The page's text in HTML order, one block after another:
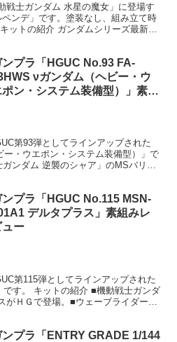
戦士ガンダム 水星の魔女」に登場す
ンデ」です。塗装なし、組み立て時
ットの紹介 ガンダムシリーズ最新作
ンプラ「HGUC No.93 FA-
νガンダム（ヘビー・ウ
ポン・システム装備型）」素組
第93弾としてラインアップされた
ー・ウエポン・システム装備型）」で
ンダム 逆襲のシャア」のMSバリエ
ンプラ「HGUC No.115 MSN-
デルタプラス」素組みレ
ュー
第115弾としてラインアップされた
です。 キットの紹介 ■機動戦士ガンダ
がＨＧで登場。■ウェーブライダー形
ンプラ「ENTRY GRADE 1/144